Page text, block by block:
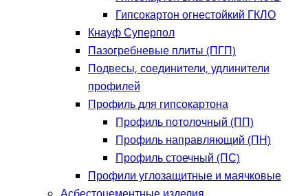
Гипсокартон огнестойкий ГКЛО
Кнауф Суперпол
Пазогребневые плиты (ПГП)
Подвесы, соединители, удлинители
профилей
Профиль для гипсокартона
Профиль потолочный (ПП)
Профиль направляющий (ПН)
Профиль стоечный (ПС)
Профили углозащитные и маячковые